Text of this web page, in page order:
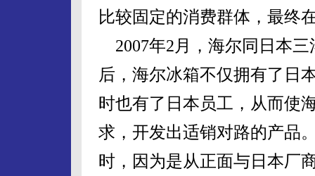
比较固定的消费群体，最终
2007年2月，海尔同日本
后，海尔冰箱不仅拥有了日
时也有了日本员工，从而使
求，开发出适销对路的产品
时，因为是从正面与日本厂